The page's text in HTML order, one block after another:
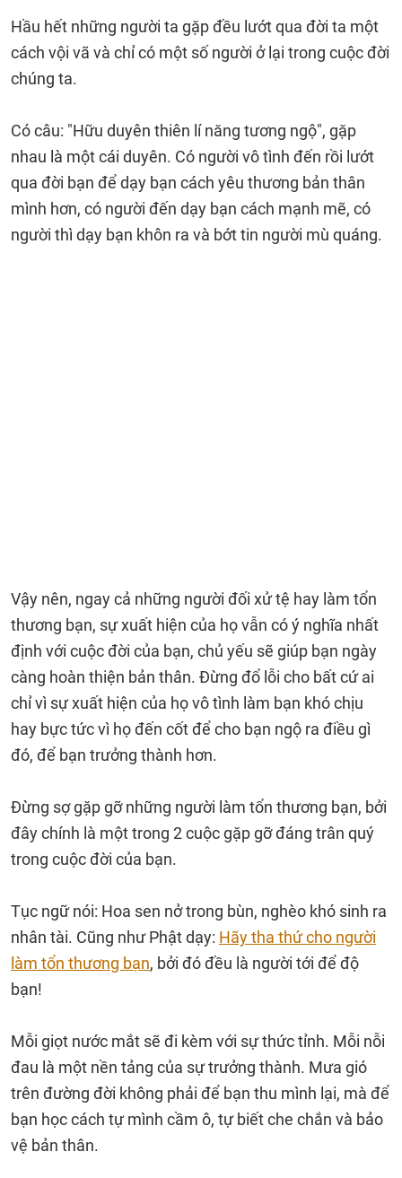
Hầu hết những người ta gặp đều lướt qua đời ta một
cách vội vã và chỉ có một số người ở lại trong cuộc đời
chúng ta.
Có câu: "Hữu duyên thiên lí năng tương ngộ", gặp
nhau là một cái duyên. Có người vô tình đến rồi lướt
qua đời bạn để dạy bạn cách yêu thương bản thân
mình hơn, có người đến dạy bạn cách mạnh mẽ, có
người thì dạy bạn khôn ra và bớt tin người mù quáng.
Vậy nên, ngay cả những người đối xử tệ hay làm tổn
thương bạn, sự xuất hiện của họ vẫn có ý nghĩa nhất
định với cuộc đời của bạn, chủ yếu sẽ giúp bạn ngày
càng hoàn thiện bản thân. Đừng đổ lỗi cho bất cứ ai
chỉ vì sự xuất hiện của họ vô tình làm bạn khó chịu
hay bực tức vì họ đến cốt để cho bạn ngộ ra điều gì
đó, để bạn trưởng thành hơn.
Đừng sợ gặp gỡ những người làm tổn thương bạn, bởi
đây chính là một trong 2 cuộc gặp gỡ đáng trân quý
trong cuộc đời của bạn.
Tục ngữ nói: Hoa sen nở trong bùn, nghèo khó sinh ra
nhân tài. Cũng như Phật dạy: Hãy tha thứ cho người
làm tổn thương bạn, bởi đó đều là người tới để độ
bạn!
Mỗi giọt nước mắt sẽ đi kèm với sự thức tỉnh. Mỗi nỗi
đau là một nền tảng của sự trưởng thành. Mưa gió
trên đường đời không phải để bạn thu mình lại, mà để
bạn học cách tự mình cầm ô, tự biết che chắn và bảo
vệ bản thân.